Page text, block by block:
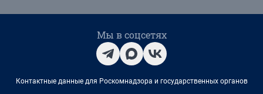
Мы в соцсетях
Контактные данные для Роскомнадзора и государственных органов